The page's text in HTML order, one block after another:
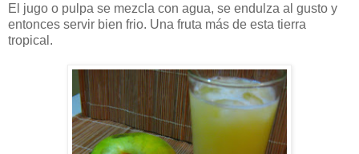
El jugo o pulpa se mezcla con agua, se endulza al gusto y
entonces servir bien frio. Una fruta más de esta tierra
tropical.